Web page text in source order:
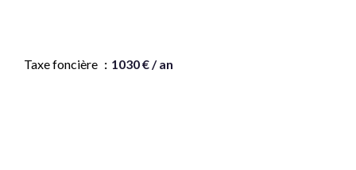
Taxe foncière 1030 € / an